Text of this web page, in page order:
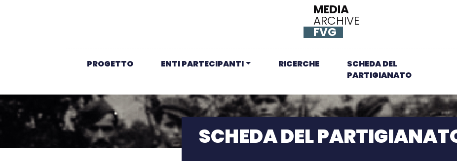
MEDIA
ARCHIVE
FVG
PROGETTO ENTI PARTECIPANTI RICERCHE
SCHEDA DEL
PARTIGIANATO
SCHEDA DEL